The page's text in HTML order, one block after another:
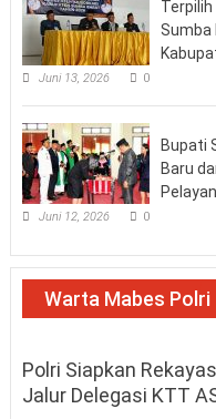
Sumba
Juni 13, 2026 0
Bupati
Baru
Juni 12, 2026 0
Warta Mabes Polri
Polri Siapkan
Jalur Delegasi KTT